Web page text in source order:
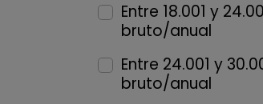
Entre 18.001 y
bruto/anual
Entre 24.001 y
bruto/anual